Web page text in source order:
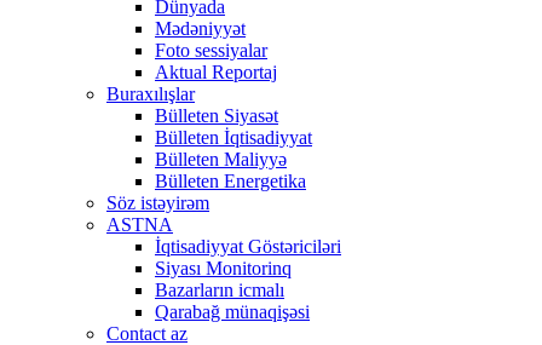
Dünyada
Mədəniyyət
Foto sessiyalar
Aktual Reportaj
Buraxılışlar
Bülleten Siyasət
Bülleten İqtisadiyyat
Bülleten Maliyyə
Bülleten Energetika
Söz istəyirəm
ASTNA
İqtisadiyyat Göstəriciləri
Siyası Monitorinq
Bazarların icmalı
Qarabağ münaqişəsi
Contact az